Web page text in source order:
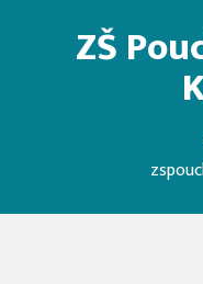
ZŠ